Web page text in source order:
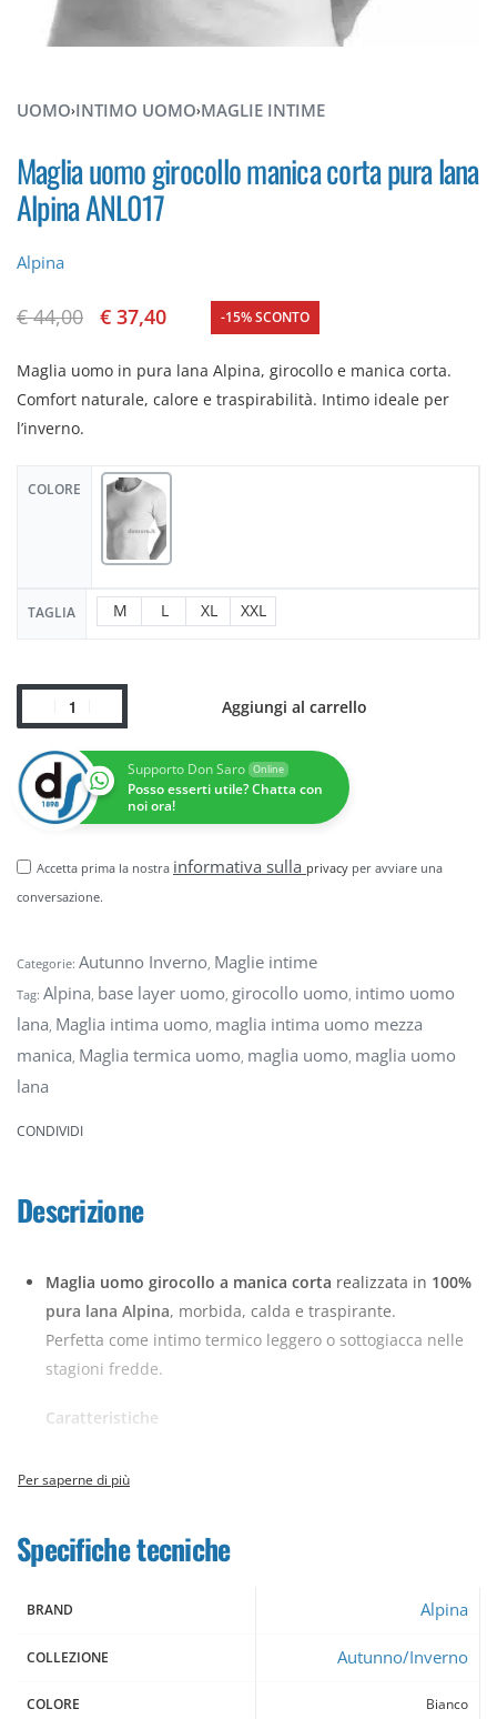
UOMO›INTIMO UOMO›MAGLIE INTIME
Maglia uomo girocollo manica corta pura lana
Alpina ANL017
Alpina
€44,00 € 37,40 -15% SCONTO
Maglia uomo in pura lana Alpina, girocollo e manica corta.
Comfort naturale, calore e traspirabilità. Intimo ideale per
l’inverno.
COLORE
TAGLIA M L XL XXL
Aggiungi al carrello
Supporto Don Saro Online
Posso esserti utile? Chatta con
noi ora!
Accetta prima la nostra informativa sulla privacy per avviare una
conversazione.
Categorie: Autunno Inverno, Maglie intime
Tag: Alpina, base layer uomo, girocollo uomo, intimo uomo
lana, Maglia intima uomo, maglia intima uomo mezza
manica, Maglia termica uomo, maglia uomo, maglia uomo
lana
CONDIVIDI
Descrizione
Maglia uomo girocollo a manica corta realizzata in 100%
pura lana Alpina, morbida, calda e traspirante.
Perfetta come intimo termico leggero o sottogiacca nelle
stagioni fredde.
Caratteristiche
Girocollo
Modello intimo
Traspirante
Vantaggi
Calore naturale
Specifiche tecniche
BRAND Alpina
COLLEZIONE Autunno/Inverno
COLORE Bianco